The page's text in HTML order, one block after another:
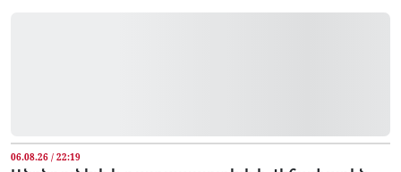
06.08.26 / 22:19